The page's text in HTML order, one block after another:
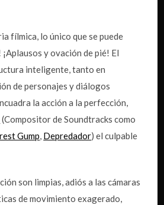
fílmica, lo único que se puede
y ovación de pié! El
inteligente, tanto en
de personajes y diálogos
la acción a la perfección,
(Compositor de Soundtracks como
Gump, Depredador) el culpable
son limpias, adiós a las cámaras
de movimiento exagerado,